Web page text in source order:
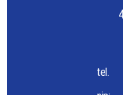
tel.